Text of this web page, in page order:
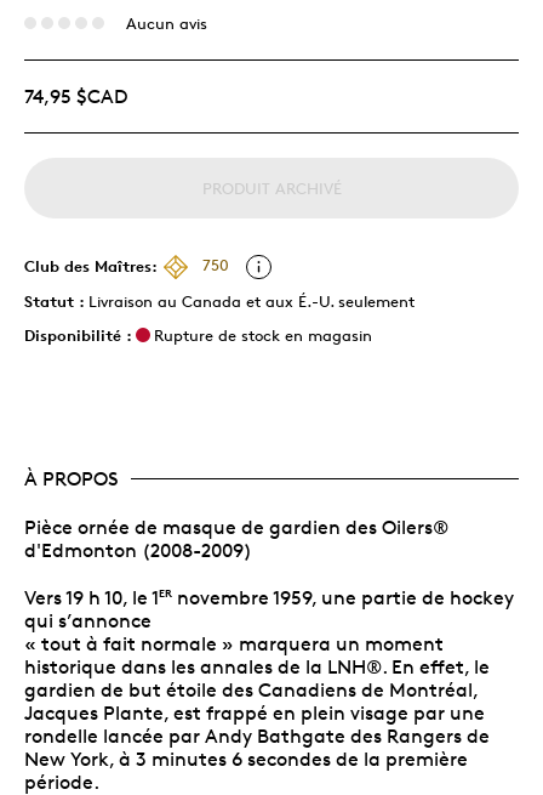
Aucun avis
74,95 $CAD
PRODUIT ARCHIVÉ
Club des Maîtres:
750
Statut : Livraison au Canada et aux É.-U. seulement
Disponibilité :
Rupture de stock en magasin
À PROPOS
Pièce ornée de masque de gardien des Oilers®
d'Edmonton (2008-2009)
Vers 19 h 10, le 1ER novembre 1959, une partie de hockey
qui s’annonce
« tout à fait normale » marquera un moment
historique dans les annales de la LNH®. En effet, le
gardien de but étoile des Canadiens de Montréal,
Jacques Plante, est frappé en plein visage par une
rondelle lancée par Andy Bathgate des Rangers de
New York, à 3 minutes 6 secondes de la première
période.